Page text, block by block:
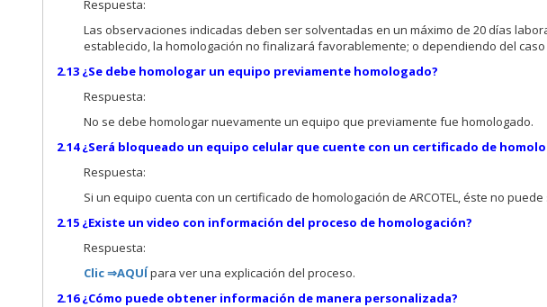
Respuesta:
Las observaciones indicadas deben ser solventadas en un máximo de 20 días
establecido, la homologación no finalizará favorablemente; o dependiendo del
2.13 ¿Se debe homologar un equipo previamente homologado?
Respuesta:
No se debe homologar nuevamente un equipo que previamente fue homologado.
2.14 ¿Será bloqueado un equipo celular que cuente con un certificado de
Respuesta:
Si un equipo cuenta con un certificado de homologación de ARCOTEL, éste no
2.15 ¿Existe un video con información del proceso de homologación?
Respuesta:
Clic ⇒AQUÍpara ver una explicación del proceso.
2.16 ¿Cómo puede obtener información de manera personalizada?